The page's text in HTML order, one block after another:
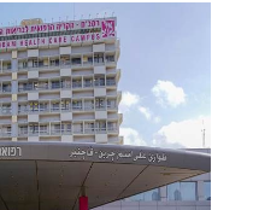
מחלה
נדירה
והצילה
את
חיי
אם
ועובר